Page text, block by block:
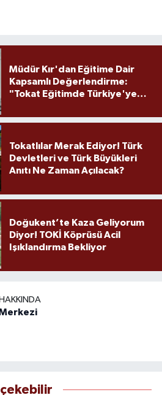
Müdür Kır'dan Eğitime Dair
Kapsamlı Değerlendirme:
"Tokat Eğitimde Türkiye'ye
Tokatlılar Merak Ediyor! Türk
Devletleri ve Türk Büyükleri
Anıtı Ne Zaman Açılacak?
Doğukent’te Kaza Geliyorum
Diyor! TOKİ Köprüsü Acil
Işıklandırma Bekliyor